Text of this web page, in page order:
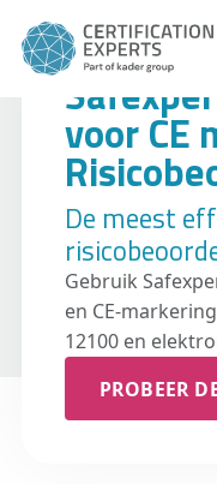
voor CE
De meest
Gebruik
en CE-
12100 en
PROBEER